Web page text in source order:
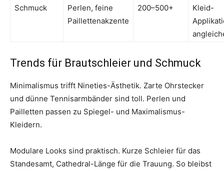
Schmuck
Perlen, feine
Paillettenakzente
200–500+
Kleid-
Trends für Brautschleier und Schmuck
Minimalismus trifft Nineties-Ästhetik. Zarte Ohrstecker
und dünne Tennisarmbänder sind toll. Perlen und
Pailletten passen zu Spiegel- und Maximalismus-
Kleidern.
Modulare Looks sind praktisch. Kurze Schleier für das
Standesamt, Cathedral-Länge für die Trauung. So bleibst